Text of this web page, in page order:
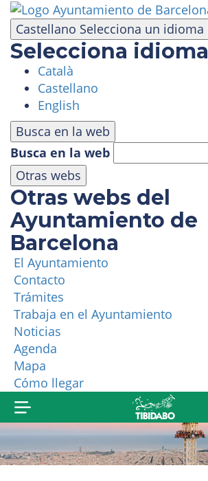
Castellano Selecciona un idioma
Selecciona idioma
Català
Castellano
English
Busca en la web
Busca en la web
Otras webs
Otras webs del
Ayuntamiento de
Barcelona
El Ayuntamiento
Contacto
Trámites
Trabaja en el Ayuntamiento
Noticias
Agenda
Mapa
Cómo llegar
Pasar
contenido
principal
VISITA
PARQUE DE ATRACCIONES
ÁREA PANORÁMICA
MASÍA TIBIDABO
FUNICULAR
TIBICLUB
¿QUIÉNES SOMOS?
MÁS PRODUCTOS